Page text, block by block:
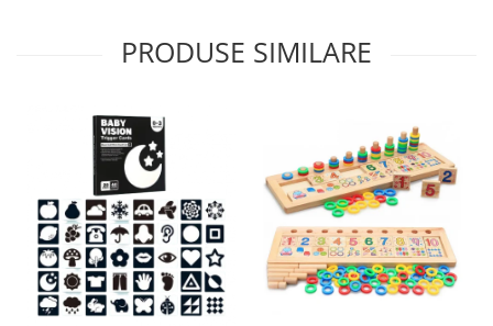
PRODUSE SIMILARE